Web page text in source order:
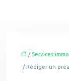
/ Services
/ Rédiger un